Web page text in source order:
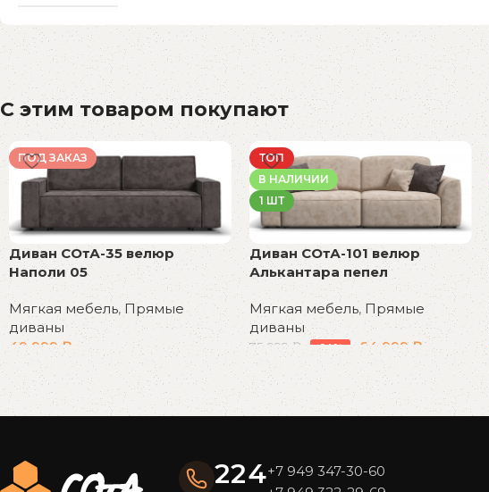
С этим товаром покупают
ПОД ЗАКАЗ
Диван СОтА-35 велюр
Наполи 05
Мягкая мебель,Прямые
диваны
49 999 ₽
В корзину
ТОП
В НАЛИЧИИ
1 ШТ
Диван СОтА-101 велюр
Алькантара пепел
Мягкая мебель, Прямые
диваны
75 999 ₽ -14% 64 999 ₽
В корзину
Read More
224+7 949 347-30-60